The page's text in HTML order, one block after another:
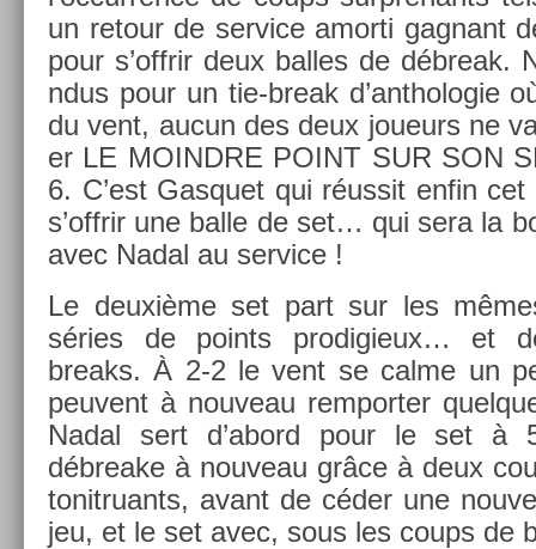
un re­tour de ser­vice amor­ti gag­nant
pour s’offrir deux bal­les de débreak.
ndus pour un tie-break d’anthologie
du vent, aucun des deux joueurs ne
er LE MOINDRE POINT SUR SON
6. C’est Gas­quet qui réussit enfin
s’offrir une balle de set… qui sera la
avec Nadal au ser­vice !
Le deuxième set part sur les
séries de points pro­digieux… et
breaks. À 2-2 le vent se calme un
peuvent à nouveau re­mport­er
Nadal sert d’abord pour le set à
débreake à nouveau grâce à deux
tonit­ruants, avant de céder une
jeu, et le set avec, sous les coups de